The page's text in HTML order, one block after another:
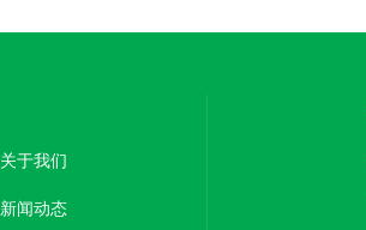
关于我们
新闻动态